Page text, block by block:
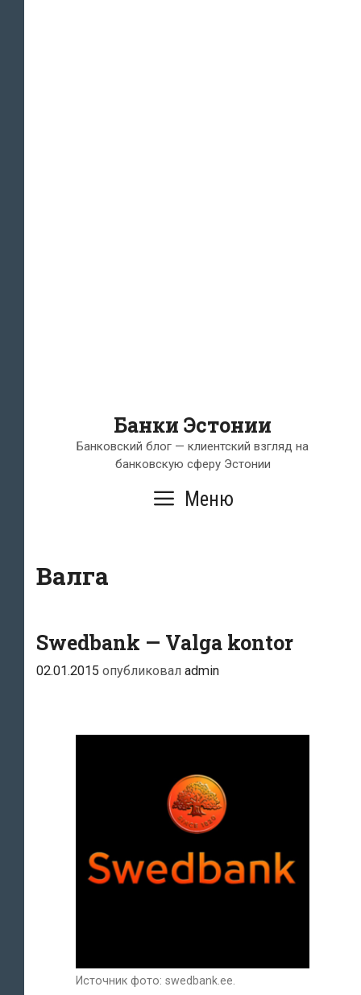
Банки Эстонии
Банковский блог — клиентский взгляд на
банковскую сферу Эстонии
Меню
Валга
Swedbank — Valga kontor
02.01.2015 опубликовал admin
Источник фото: swedbank.ee.